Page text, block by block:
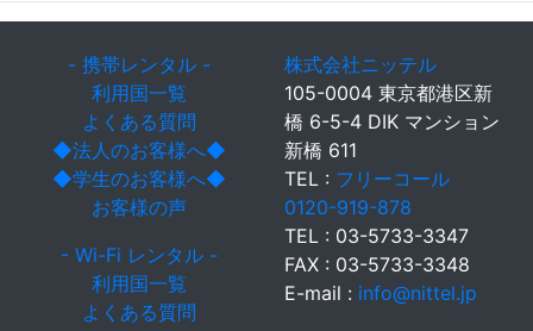
- 携帯レンタル -
利用国一覧
よくある質問
◆法人のお客様へ◆
◆学生のお客様へ◆
お客様の声
- Wi-Fi レンタル -
利用国一覧
よくある質問
株式会社ニッテル
105-0004 東京都港区新
橋 6-5-4 DIK マンション
新橋 611
TEL : フリーコール
0120-919-878
TEL : 03-5733-3347
FAX : 03-5733-3348
E-mail : info@nittel.jp